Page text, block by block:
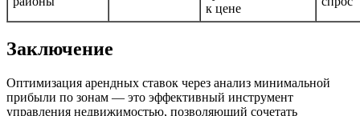
к цене
Заключение
Оптимизация арендных ставок через анализ минимальной
прибыли по зонам — это эффективный инструмент
управления недвижимостью, позволяющий сочетать